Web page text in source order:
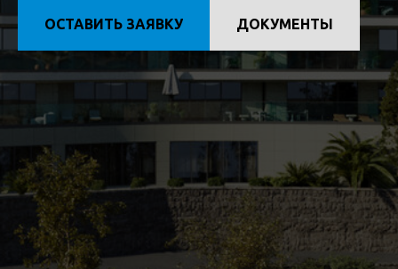
ОСТАВИТЬ ЗАЯВКУ ДОКУМЕНТЫ